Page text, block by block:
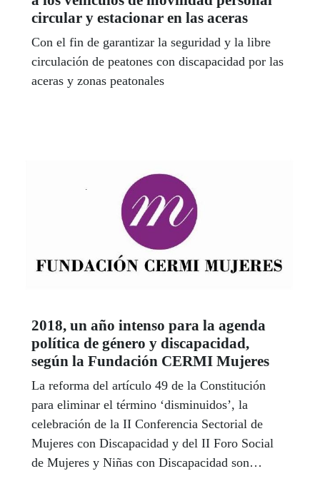
circular y estacionar en las aceras
Con el fin de garantizar la seguridad y la libre
circulación de peatones con discapacidad por las
aceras y zonas peatonales
2018, un año intenso para la agenda
política de género y discapacidad,
según la Fundación CERMI Mujeres
La reforma del artículo 49 de la Constitución
para eliminar el término ‘disminuidos’, la
celebración de la II Conferencia Sectorial de
Mujeres con Discapacidad y del II Foro Social
de Mujeres y Niñas con Discapacidad son